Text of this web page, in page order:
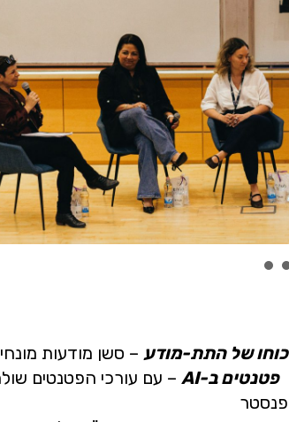
כוחו של התת-מודע – סשן מודעות
פטנטים ב-AI
– עם עורכי הפטנטים
פנסטר